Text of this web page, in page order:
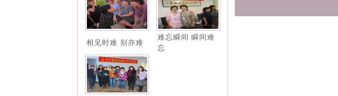
相见时难 别亦难
难忘瞬间 瞬间难
忘